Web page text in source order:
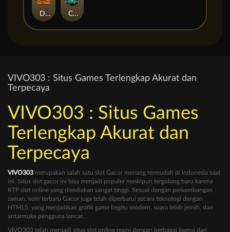
Duel at Dawn Cursed Crypt
VIVO303 : Situs Games Terlengkap Akurat dan
Terpecaya
VIVO303 : Situs Games
Terlengkap Akurat dan
Terpecaya
VIVO303 merupakan salah satu slot Gacor menang termudah di Indonesia saat
ini. Situs slot gacor ini bisa menjadi populer meskipun tergolong baru karena
RTP slot online yang disediakan sangat tinggi. Sesuai dengan perkembangan
zaman, koin terbaru Gacor juga telah diperbarui secara teknologi dengan
HTML5, yang menjadikan grafik game begitu modern, suara lebih jernih, dan
antarmuka pengguna lancar.
VIVO303 telah menjadi situs slot online resmi dengan berbagai lisensi dari